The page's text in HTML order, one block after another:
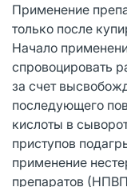
Применение
только после
Начало
спровоцировать
за счет
последующего
кислоты в
приступов
применение
препаратов